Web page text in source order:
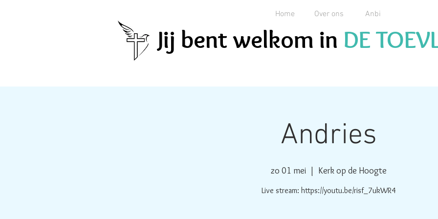
Jij bent welkom in DE
Home Over ons Anbi
Andries
zo 01 mei
  |
Kerk op de Hoogte
Live stream: https://youtu.be/risf_7ukWR4